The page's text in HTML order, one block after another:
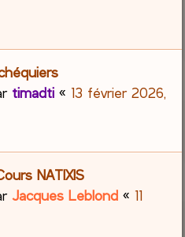
timadti « 13 février 2026,
NATIXIS
Jacques Leblond « 11